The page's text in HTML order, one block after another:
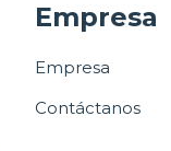
Empresa
Empresa
Contáctanos